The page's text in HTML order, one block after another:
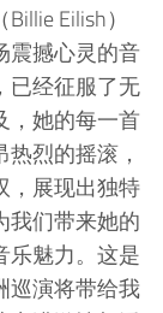
Eilish）
震撼心灵的音
已经征服了无
，她的每一首
烈的摇滚，
，展现出独特
我们带来她的
乐魅力。这是
巡演将带给我